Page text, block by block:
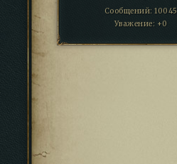
Сообщений: 10045
Уважение: +0